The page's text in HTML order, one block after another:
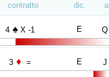
contratto dic.
4 ♠ X -1 E Q
3 ♦ = E J